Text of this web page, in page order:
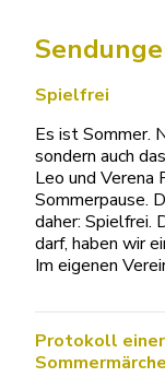
Spielfrei
Es ist Sommer.
sondern auch
Leo und Verena
Sommerpause.
daher: Spielfrei.
darf, haben wir
Im eigenen
Protokoll einer